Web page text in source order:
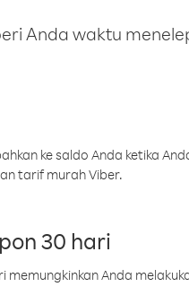
Anda waktu
ke saldo Anda ketika
tarif murah Viber.
30 hari
memungkinkan Anda